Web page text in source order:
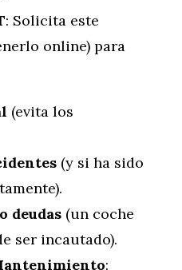
: Solicita este
online) para
(evita los
(y si ha sido
deudas (un coche
ser incautado).
: